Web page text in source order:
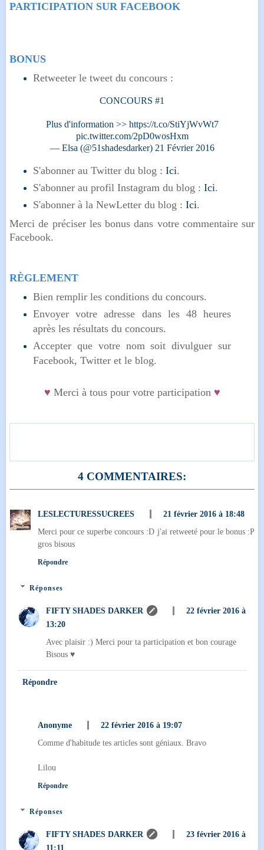
PARTICIPATION SUR FACEBOOK
BONUS
Retweeter le tweet du concours :
CONCOURS #1
Plus d'information >> https://t.co/StiYjWvWt7
pic.twitter.com/2pD0wosHxm
— Elsa (@51shadesdarker) 21 Février 2016
S'abonner au Twitter du blog : Ici.
S'abonner au profil Instagram du blog : Ici.
S'abonner à la NewLetter du blog : Ici.
Merci de préciser les bonus dans votre commentaire sur
Facebook.
RÈGLEMENT
Bien remplir les conditions du concours.
Envoyer votre adresse dans les 48 heures
après les résultats du concours.
Accepter que votre nom soit divulguer sur
Facebook, Twitter et le blog.
♥ Merci à tous pour votre participation ♥
4 COMMENTAIRES:
LESLECTURESSUCREES
21 février 2016 à 18:48
Merci pour ce superbe concours :D j'ai retweeté pour le bonus :P
gros bisous
Répondre
Réponses
FIFTY SHADES DARKER
22 février 2016 à
13:20
Avec plaisir :) Merci pour ta participation et bon courage
Bisous ♥
Répondre
Anonyme
22 février 2016 à 19:07
Comme d'habitude tes articles sont géniaux. Bravo
Lilou
Répondre
Réponses
FIFTY SHADES DARKER
23 février 2016 à
11:11